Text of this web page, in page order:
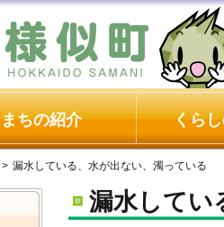
まちの紹介 くら
> 漏水している、水が出ない、濁っている
漏水してい